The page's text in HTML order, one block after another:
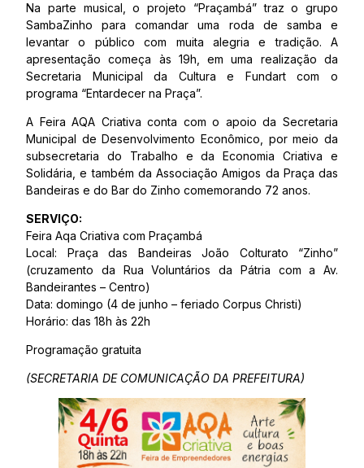
Na parte musical, o projeto “Praçambá” traz o grupo
SambaZinho para comandar uma roda de samba e
levantar o público com muita alegria e tradição. A
apresentação começa às 19h, em uma realização da
Secretaria Municipal da Cultura e Fundart com o
programa “Entardecer na Praça”.
A Feira AQA Criativa conta com o apoio da Secretaria
Municipal de Desenvolvimento Econômico, por meio da
subsecretaria do Trabalho e da Economia Criativa e
Solidária, e também da Associação Amigos da Praça das
Bandeiras e do Bar do Zinho comemorando 72 anos.
SERVIÇO:
Feira Aqa Criativa com Praçambá
Local: Praça das Bandeiras João Colturato “Zinho”
(cruzamento da Rua Voluntários da Pátria com a Av.
Bandeirantes – Centro)
Data: domingo (4 de junho – feriado Corpus Christi)
Horário: das 18h às 22h
Programação gratuita
(SECRETARIA DE COMUNICAÇÃO DA PREFEITURA)